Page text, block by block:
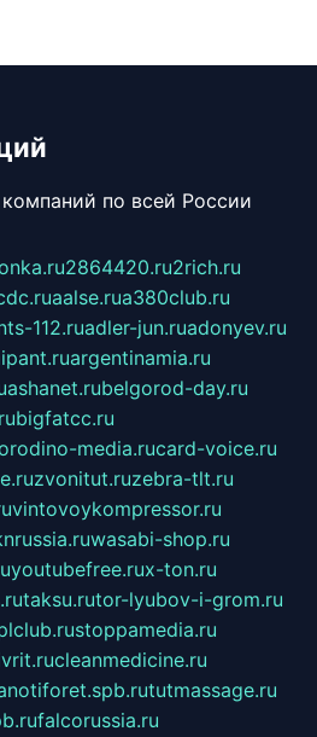
по всей России
2864420.ru2rich.ru
aalse.rua380club.ru
112.ruadler-jun.ruadonyev.ru
argentinamia.ru
ashanet.rubelgorod-day.ru
bigfatcc.ru
media.rucard-voice.ru
zvonitut.ruzebra-tlt.ru
vintovoykompressor.ru
wasabi-shop.ru
youtubefree.rux-ton.ru
taksu.rutor-lyubov-i-grom.ru
stoppamedia.ru
cleanmedicine.ru
tutmassage.ru
falcorussia.ru